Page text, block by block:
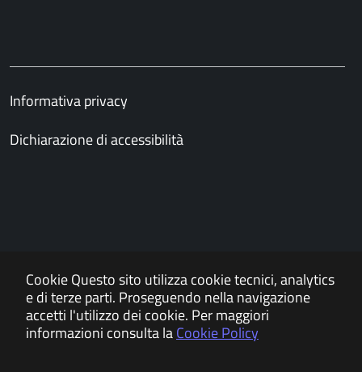
CookieQuesto sito utilizza cookie tecnici, analytics
e di terze parti. Proseguendo nella navigazione
accetti l'utilizzo dei cookie. Per maggiori
informazioni consulta laCookie Policy
Informativa privacy
Dichiarazione di accessibilità
Powered by
APKAPPA s.r.l.